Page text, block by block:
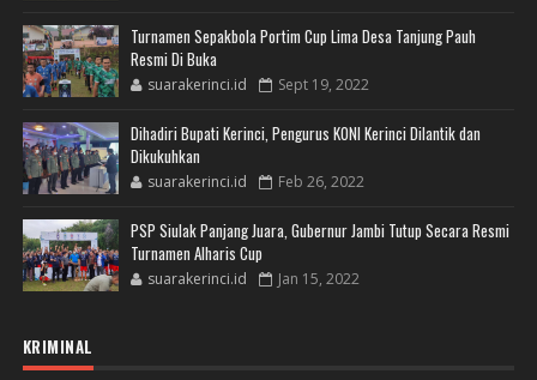
Turnamen Sepakbola Portim Cup Lima Desa Tanjung Pauh
Resmi Di Buka
suarakerinci.id Sept 19, 2022
Dihadiri Bupati Kerinci, Pengurus KONI Kerinci Dilantik dan
Dikukuhkan
suarakerinci.id Feb 26, 2022
PSP Siulak Panjang Juara, Gubernur Jambi Tutup Secara Resmi
Turnamen Alharis Cup
suarakerinci.id Jan 15, 2022
KRIMINAL